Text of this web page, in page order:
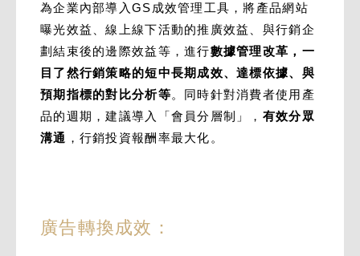
為企業內部導入GS成效管理工具，將產品網站
曝光效益、線上線下活動的推廣效益、與行銷企
劃結束後的邊際效益等，進行數據管理改革，一
目了然行銷策略的短中長期成效、達標依據、與
預期指標的對比分析等。同時針對消費者使用產
品的週期，建議導入「會員分層制」， 有效分眾
溝通 ，行銷投資報酬率最大化。
廣告轉換成效：